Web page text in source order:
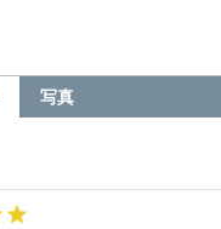
写真